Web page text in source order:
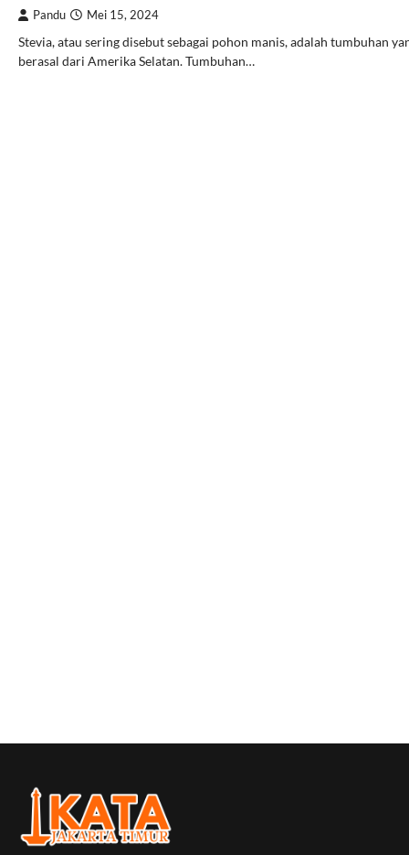
Pandu Mei 15, 2024
Stevia, atau sering disebut sebagai pohon manis, adalah tumbuhan
berasal dari Amerika Selatan. Tumbuhan…